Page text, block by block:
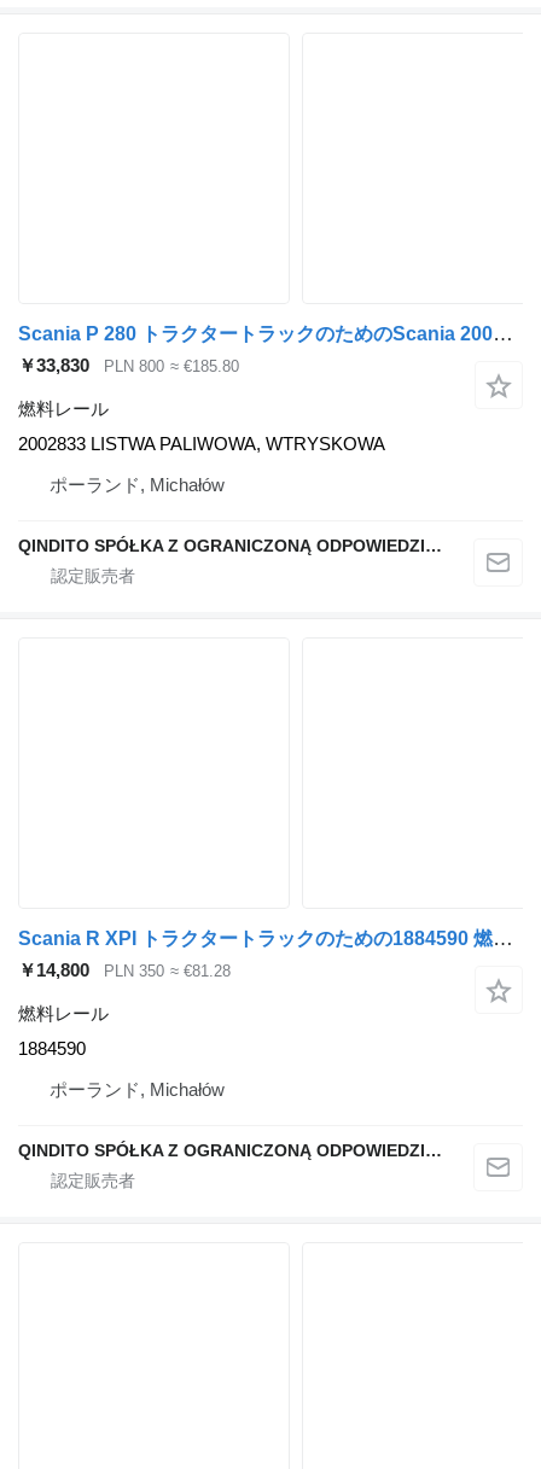
Scania P 280 トラクタートラックのためのScania 2002833 燃料レール
￥33,830 PLN 800 ≈ €185.80
燃料レール
2002833 LISTWA PALIWOWA, WTRYSKOWA
ポーランド, Michałów
QINDITO SPÓŁKA Z OGRANICZONĄ ODPOWIEDZIALNOŚCIĄ
Scania R XPI トラクタートラックのための1884590 燃料レール
￥14,800 PLN 350 ≈ €81.28
燃料レール
1884590
ポーランド, Michałów
QINDITO SPÓŁKA Z OGRANICZONĄ ODPOWIEDZIALNOŚCIĄ